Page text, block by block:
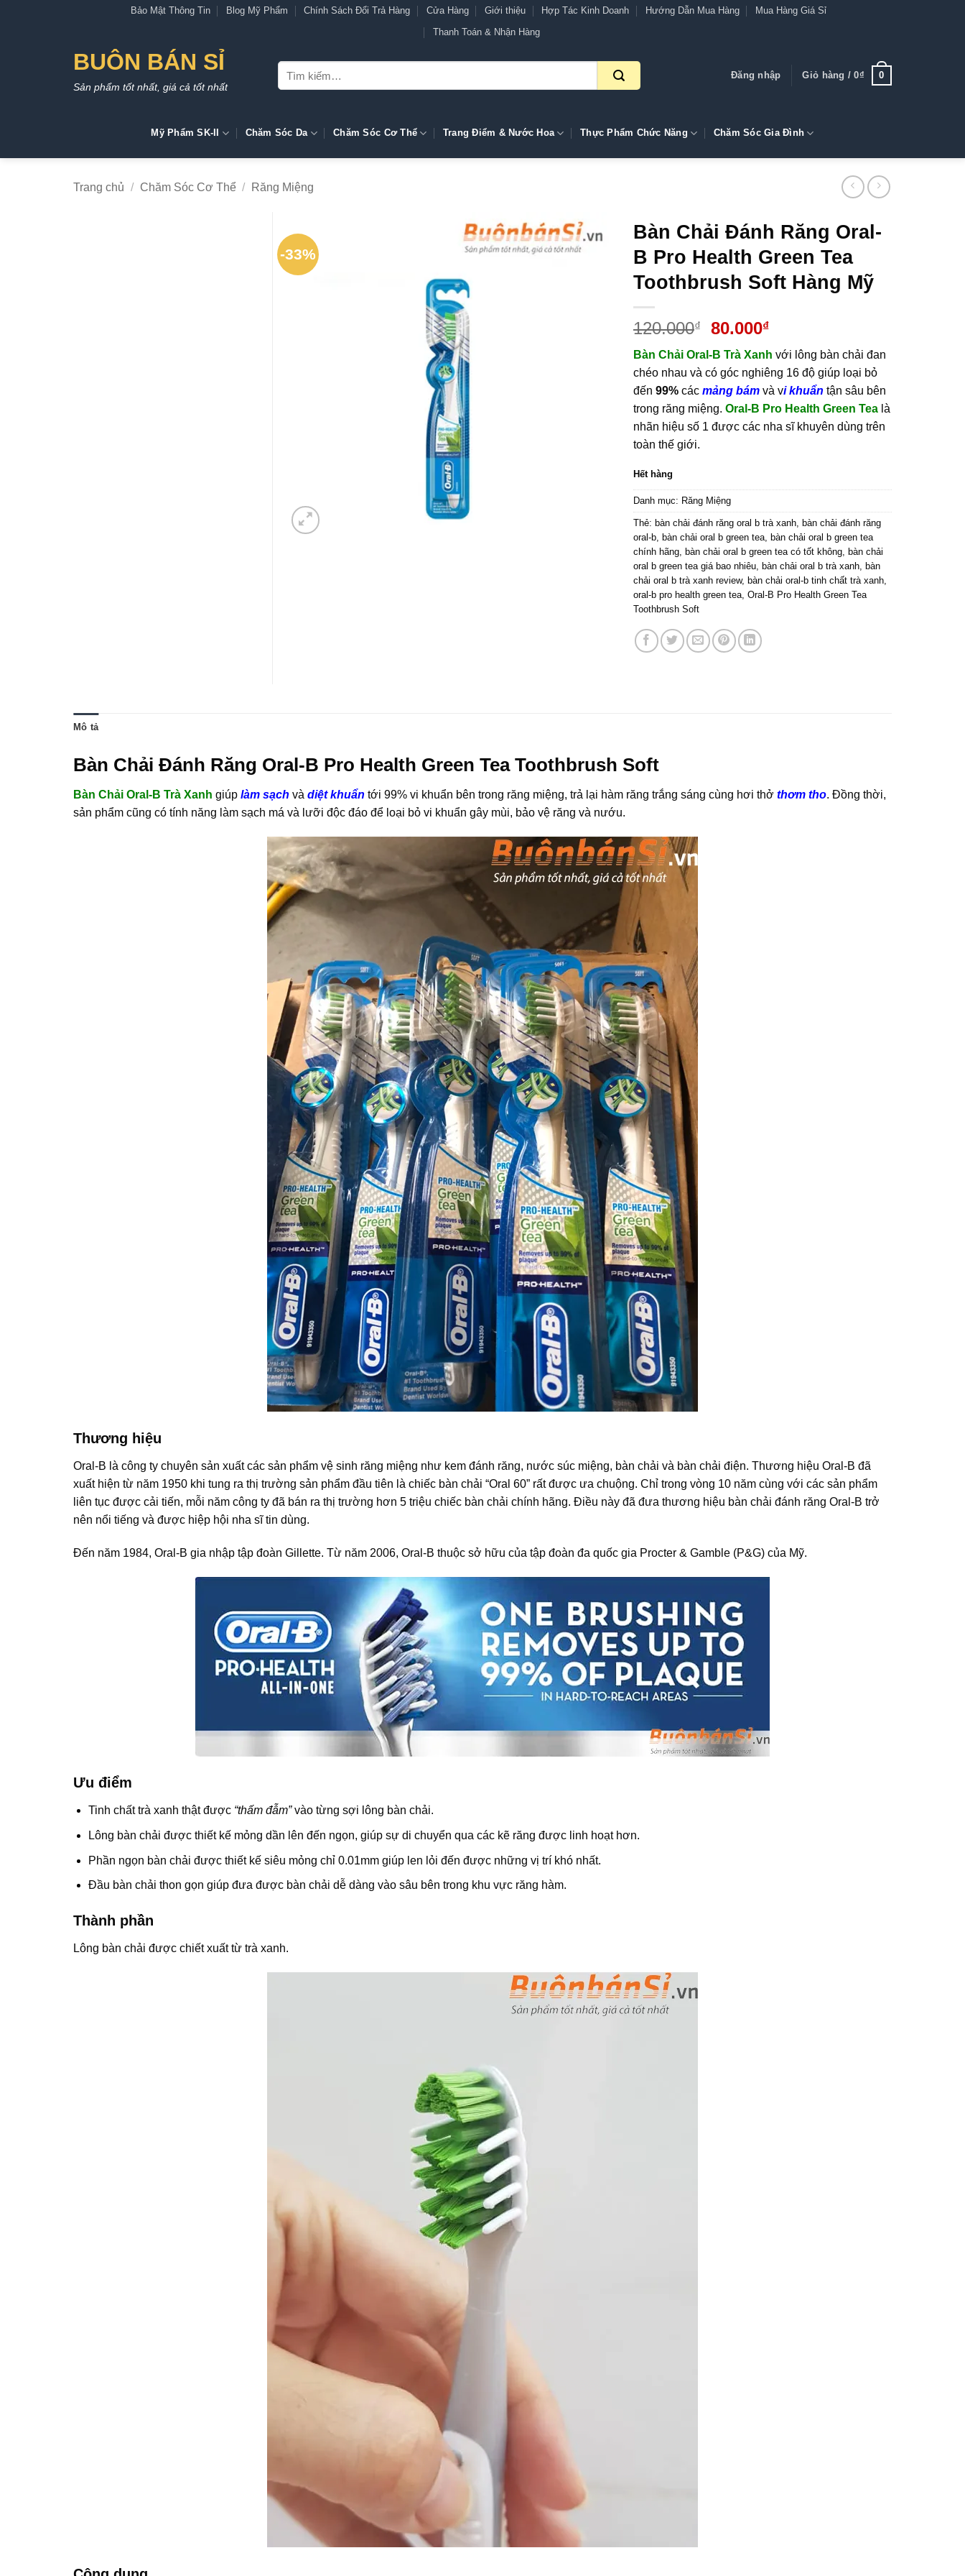
Bảo Mật Thông Tin Blog Mỹ Phẩm Chính Sách Đổi Trả Hàng Cửa Hàng Giới thiệu Hợp Tác Kinh Doanh Hướng Dẫn Mua Hàng
Mua Hàng Giá Sỉ
Thanh Toán & Nhận Hàng
BUÔN BÁN SỈ
Sản phẩm tốt nhất, giá cả tốt nhất
Tìm
kiếm:
Đăng nhập Giỏ hàng /0₫ 0
Mỹ Phẩm SK-II Chăm Sóc Da Chăm Sóc Cơ Thể Trang Điểm & Nước Hoa Thực Phẩm Chức Năng Chăm Sóc Gia Đình
Trang chủ / Chăm Sóc Cơ Thể / Răng Miệng
-33%
Bàn Chải Đánh Răng Oral-
B Pro Health Green Tea
Toothbrush Soft Hàng Mỹ
120.000₫
Giá
gốc
là:
120.000₫.
80.000₫Giá
hiện
tại
là:
80.000₫.
Bàn Chải Oral-B Trà Xanh với lông bàn chải đan
chéo nhau và có góc nghiêng 16 độ giúp loại bỏ
đến 99% các mảng bám và vi khuẩn tận sâu bên
trong răng miệng. Oral-B Pro Health Green Tea là
nhãn hiệu số 1 được các nha sĩ khuyên dùng trên
toàn thế giới.
Hết hàng
Danh mục: Răng Miệng
Thẻ: bàn chải đánh răng oral b trà xanh bàn chải đánh răng
oral-b bàn chải oral b green tea bàn chải oral b green tea
chính hãng bàn chải oral b green tea có tốt không bàn chải
oral b green tea giá bao nhiêu bàn chải oral b trà xanh bàn
chải oral b trà xanh review, bàn chải oral-b tinh chất trà xanh
oral-b pro health green tea Oral-B Pro Health Green Tea
Toothbrush Soft
Mô tả
Bàn Chải Đánh Răng Oral-B Pro Health Green Tea Toothbrush Soft
Bàn Chải Oral-B Trà Xanh giúp làm sạch và diệt khuẩn tới 99% vi khuẩn bên trong răng miệng, trả lại hàm răng trắng sáng cùng hơi thở thơm tho. Đồng thời,
sản phẩm cũng có tính năng làm sạch má và lưỡi độc đáo để loại bỏ vi khuẩn gây mùi, bảo vệ răng và nướu.
Thương hiệu
Oral-B là công ty chuyên sản xuất các sản phẩm vệ sinh răng miệng như kem đánh răng, nước súc miệng, bàn chải và bàn chải điện. Thương hiệu Oral-B đã
xuất hiện từ năm 1950 khi tung ra thị trường sản phẩm đầu tiên là chiếc bàn chải “Oral 60” rất được ưa chuộng. Chỉ trong vòng 10 năm cùng với các sản phẩm
liên tục được cải tiến, mỗi năm công ty đã bán ra thị trường hơn 5 triệu chiếc bàn chải chính hãng. Điều này đã đưa thương hiệu bàn chải đánh răng Oral-B trở
nên nổi tiếng và được hiệp hội nha sĩ tin dùng.
Đến năm 1984, Oral-B gia nhập tập đoàn Gillette. Từ năm 2006, Oral-B thuộc sở hữu của tập đoàn đa quốc gia Procter & Gamble (P&G) của Mỹ.
Ưu điểm
Tinh chất trà xanh thật được “thấm đẫm”vào từng sợi lông bàn chải.
Lông bàn chải được thiết kế mỏng dần lên đến ngọn, giúp sự di chuyển qua các kẽ răng được linh hoạt hơn.
Phần ngọn bàn chải được thiết kế siêu mỏng chỉ 0.01mm giúp len lỏi đến được những vị trí khó nhất.
Đầu bàn chải thon gọn giúp đưa được bàn chải dễ dàng vào sâu bên trong khu vực răng hàm.
Thành phần
Lông bàn chải được chiết xuất từ trà xanh.